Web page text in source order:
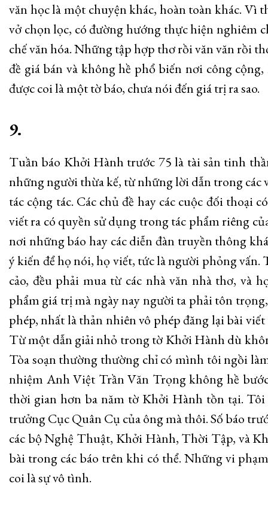
văn học là một chuyện khác, hoàn toàn khác. Vì
vở chọn lọc, có đường hướng thực hiện nghiêm
chế văn hóa. Những tập hợp thơ rồi văn văn rồi
đề giá bán và không hề phổ biến nơi công
được coi là một tờ báo, chưa nói đến giá trị ra sao.
9.
Tuần báo Khởi Hành trước 75 là tài sản tinh
những người thừa kế, từ những lời dẫn trong các
tác cộng tác. Các chủ đề hay các cuộc đối thoại
viết ra có quyền sử dụng trong tác phẩm riêng
nơi những báo hay các diễn đàn truyền thông
ý kiến để họ nói, họ viết, tức là người phỏng
cảo, đều phải mua từ các nhà văn nhà thơ, và
phẩm giá trị mà ngày nay người ta phải tôn
phép, nhất là thản nhiên vô phép đăng lại bài
Từ một dẫn giải nhỏ trong tờ Khởi Hành dù
Tòa soạn thường thường chỉ có mình tôi ngồi
nhiệm Anh Việt Trần Văn Trọng không hề
thời gian hơn ba năm tờ Khởi Hành tồn tại.
trưởng Cục Quân Cụ của ông mà thôi. Số báo
các bộ Nghệ Thuật, Khởi Hành, Thời Tập, và
bài trong các báo trên khi có thể. Những vi
coi là sự vô tình.